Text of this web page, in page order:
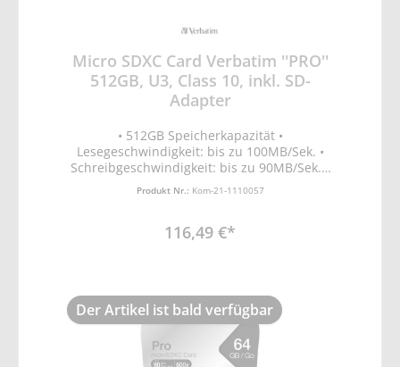
Micro SDXC Card Verbatim ''PRO''
512GB, U3, Class 10, inkl. SD-
Adapter
• 512GB Speicherkapazität •
Lesegeschwindigkeit: bis zu 100MB/Sek. •
Schreibgeschwindigkeit: bis zu 90MB/Sek. •
geeignet für 4K-Ultra-HD-Videoaufnahme •
Wasser- und stoßfest
Produkt Nr.: Kom-21-1110057
116,49 €*
Der Artikel ist bald verfügbar